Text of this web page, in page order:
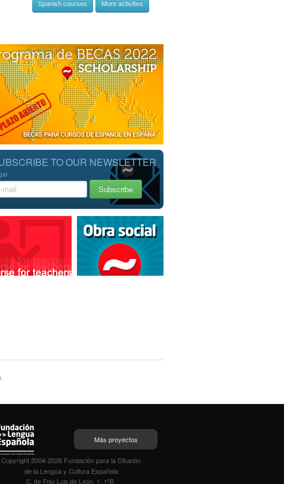
Spanish courses More activities
TO OUR NEWSLETTER
Más proyectos
Copyright 2004-2026 Fundación para la Difusión
de la Lengua y Cultura Española
C. de Fray Luis de León, 1, 1ºB,